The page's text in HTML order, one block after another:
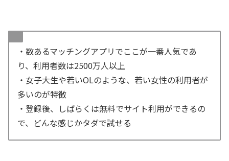
・数あるマッチングアプリでここが一番人気であ
り、利用者数は2500万人以上
・女子大生や若いOLのような、若い女性の利用者が
多いのが特徴
・登録後、しばらくは無料でサイト利用ができるの
で、どんな感じかタダで試せる